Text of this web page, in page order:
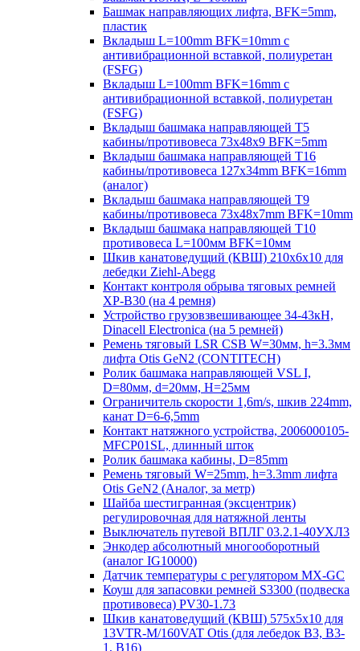
Башмак направляющих лифта, BFK=5mm,
пластик
Вкладыш L=100mm BFK=10mm с
антивибрационной вставкой, полиуретан
(FSFG)
Вкладыш L=100mm BFK=16mm с
антивибрационной вставкой, полиуретан
(FSFG)
Вкладыш башмака направляющей T5
кабины/противовеса 73х48х9 BFK=5mm
Вкладыш башмака направляющей T16
кабины/противовеса 127х34mm BFK=16mm
(аналог)
Вкладыш башмака направляющей T9
кабины/противовеса 73х48х7mm BFK=10mm
Вкладыш башмака направляющей T10
противовеса L=100мм BFK=10мм
Шкив канатоведущий (КВШ) 210х6х10 для
лебедки Ziehl-Abegg
Контакт контроля обрыва тяговых ремней
XP-B30 (на 4 ремня)
Устройство грузовзвешивающее 34-43кН,
Dinacell Electronica (на 5 ремней)
Ремень тяговый LSR CSB W=30мм, h=3.3мм
лифта Otis GeN2 (CONTITECH)
Ролик башмака направляющей VSL I,
D=80мм, d=20мм, H=25мм
Ограничитель скорости 1,6m/s, шкив 224mm,
канат D=6-6,5mm
Контакт натяжного устройства, 2006000105-
MFCP01SL, длинный шток
Ролик башмака кабины, D=85mm
Ремень тяговый W=25mm, h=3.3mm лифта
Otis GeN2 (Аналог, за метр)
Шайба шестигранная (эксцентрик)
регулировочная для натяжной ленты
Выключатель путевой ВПЛГ 03.2.1-40УХЛ3
Энкодер абсолютный многооборотный
(аналог IG10000)
Датчик температуры с регулятором MX-GC
Коуш для запасовки ремней S3300 (подвеска
противовеса) PV30-1.73
Шкив канатоведущий (КВШ) 575х5х10 для
13VTR-M/160VAT Otis (для лебедок B3, B3-
1, B16)